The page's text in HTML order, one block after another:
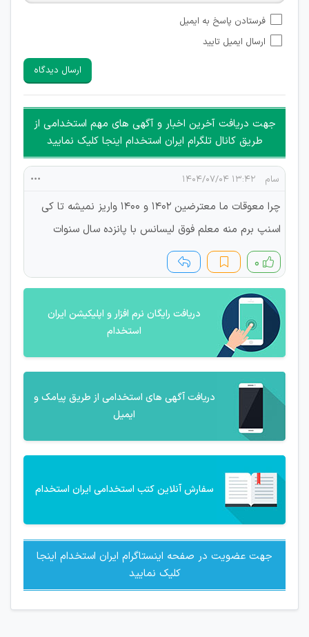
شبکه های مجازی ارتباطی می باشند وجود ندارد.
امکان تأیید نظرات کاربرانی که به هر طریقی قصد مأیوس کردن
هرگونه تحریک، تحقیر و کنایه به سایر افراد (مسئول و غیر مسئول)
غیر مجاز می باشد.
امکان هماهنگی برای هرگونه ملاقات حضوری چه به صورت دسته
جمعی و چه فردی توسط کاربران سایت وجود ندارد.
فرستادن پاسخ به ایمیل
ارسال ایمیل تایید
ارسال دیدگاه
جهت دریافت آخرین اخبار و آگهی های مهم استخدامی از
طریق کانال تلگرام ایران استخدام اینجا کلیک نمایید
سام ۱۳:۴۲ ۱۴۰۴/۰۷/۰۴
چرا معوقات ما معترضین 1402 و 1400 واریز نمیشه تا کی
اسنپ برم منه معلم فوق لیسانس با پانزده سال سنوات
۰
دریافت رایگان نرم افزار و اپلیکیشن ایران
استخدام
دریافت آگهی های استخدامی از طریق پیامک و
ایمیل
سفارش آنلاین کتب استخدامی ایران استخدام
جهت عضویت در صفحه اینستاگرام ایران استخدام اینجا
کلیک نمایید